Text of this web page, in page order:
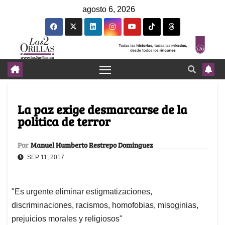
agosto 6, 2026
La paz exige desmarcarse de la
politica de terror
Por Manuel Humberto Restrepo Dominguez
SEP 11, 2017
"Es urgente eliminar estigmatizaciones,
discriminaciones, racismos, homofobias, misoginias,
prejuicios morales y religiosos"